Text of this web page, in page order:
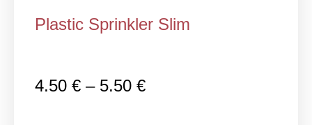
Plastic Sprinkler Slim
4.50 € – 5.50 €range: